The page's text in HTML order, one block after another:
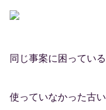
同じ事案に困ってい
使っていなかった古